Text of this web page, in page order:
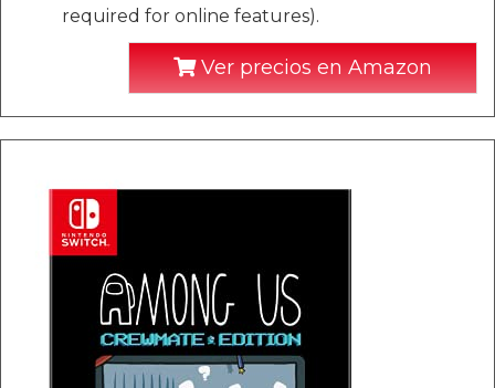
required for online features).
Ver precios en Amazon